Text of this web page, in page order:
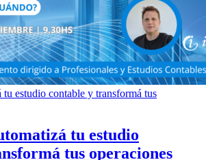
estudio contable y transformá tus
tu estudio
tus operaciones